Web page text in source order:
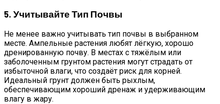
5. Учитывайте Тип Почвы
Не менее важно учитывать тип почвы в выбранном
месте. Ампельные растения любят лёгкую, хорошо
дренированную почву. В местах с тяжёлым или
заболоченным грунтом растения могут страдать от
избыточной влаги, что создаёт риск для корней.
Идеальный грунт должен быть рыхлым,
обеспечивающим хороший дренаж и удерживающим
влагу в жару.